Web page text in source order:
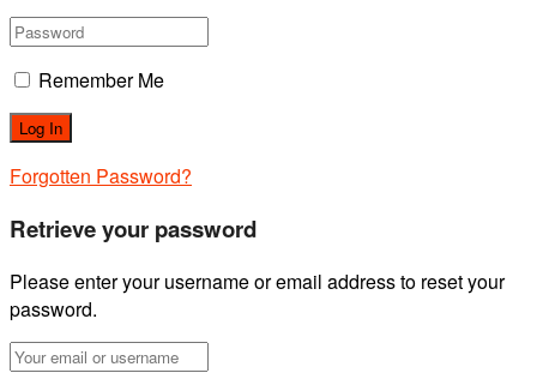
Remember Me
Forgotten Password?
Retrieve your password
Please enter your username or email address to reset your
password.